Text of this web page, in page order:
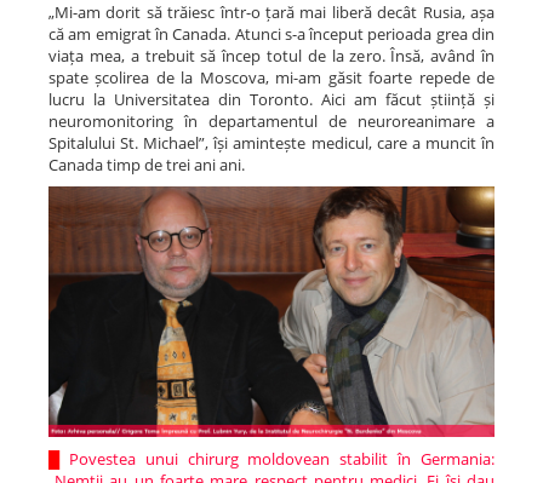
„Mi-am dorit să trăiesc într-o țară mai liberă decât Rusia, așa
că am emigrat în Canada. Atunci s-a început perioada grea din
viața mea, a trebuit să încep totul de la zero. Însă, având în
spate școlirea de la Moscova, mi-am găsit foarte repede de
lucru la Universitatea din Toronto. Aici am făcut știință și
neuromonitoring în departamentul de neuroreanimare a
Spitalului St. Michael”, își amintește medicul, care a muncit în
Canada timp de trei ani ani.
Povestea unui chirurg moldovean stabilit în Germania: